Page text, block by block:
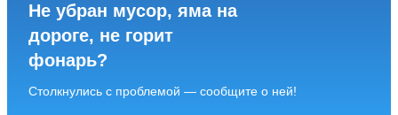
Не убран мусор, яма на
дороге, не горит
фонарь?
Столкнулись с проблемой — сообщите о ней!